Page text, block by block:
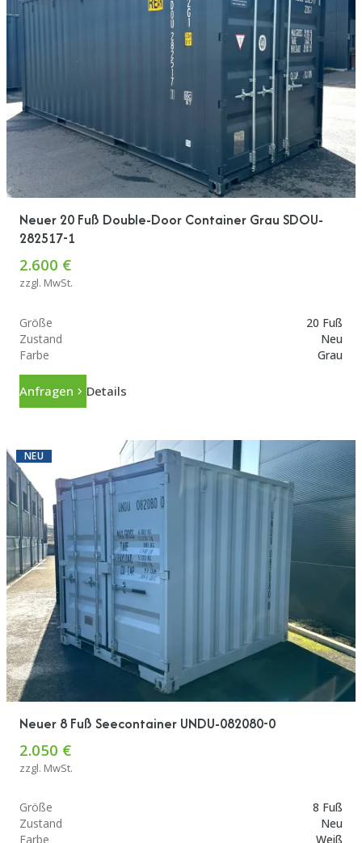
Neuer 20 Fuß Double-Door Container Grau SDOU-
282517-1
2.600 €
zzgl. MwSt.
Größe
20 Fuß
Zustand
Neu
Farbe
Grau
Anfragen Details
NEU
Neuer 8 Fuß Seecontainer UNDU-082080-0
2.050 €
zzgl. MwSt.
Größe
8 Fuß
Zustand
Neu
Farbe
Weiß